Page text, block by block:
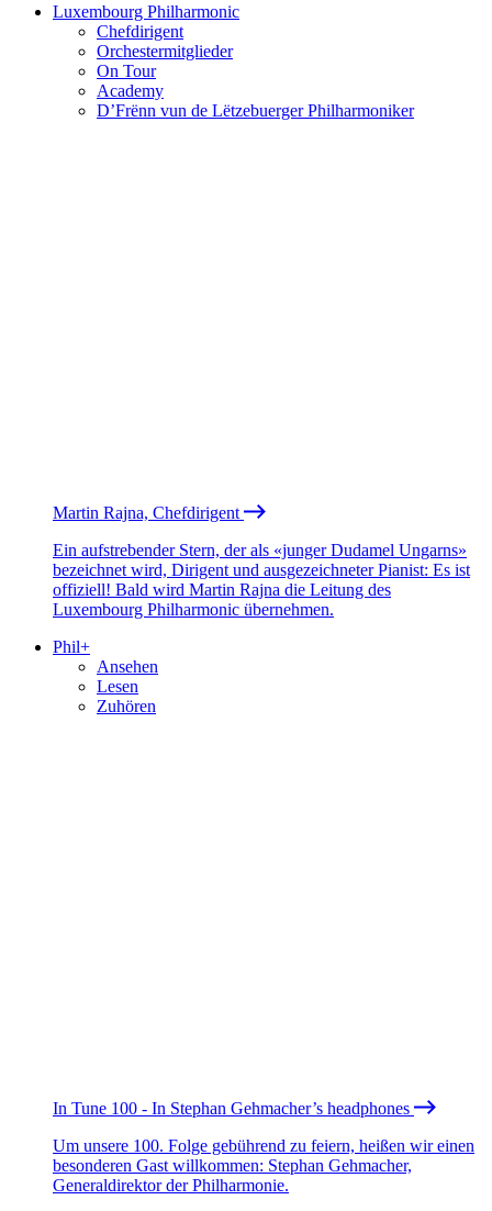
Luxembourg Philharmonic
Chefdirigent
Orchestermitglieder
On Tour
Academy
D’Frënn vun de Lëtzebuerger Philharmoniker
Martin Rajna, Chefdirigent
Ein aufstrebender Stern, der als «junger Dudamel Ungarns»
bezeichnet wird, Dirigent und ausgezeichneter Pianist: Es ist
offiziell! Bald wird Martin Rajna die Leitung des
Luxembourg Philharmonic übernehmen.
Phil+
Ansehen
Lesen
Zuhören
In Tune 100 - In Stephan Gehmacher’s headphones
Um unsere 100. Folge gebührend zu feiern, heißen wir einen
besonderen Gast willkommen: Stephan Gehmacher,
Generaldirektor der Philharmonie.